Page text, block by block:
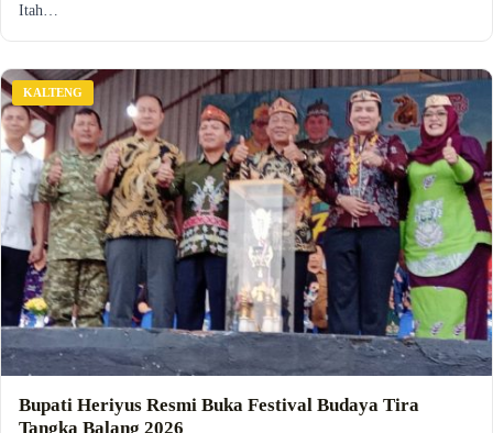
Itah…
KALTENG
Bupati Heriyus Resmi Buka Festival Budaya Tira
Tangka Balang 2026